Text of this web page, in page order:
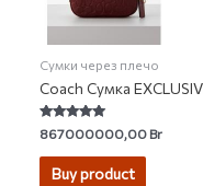
Сумки через плечо
Coach Сумка
Rated
4.80
out of 5
867000000,00Br
Buy product